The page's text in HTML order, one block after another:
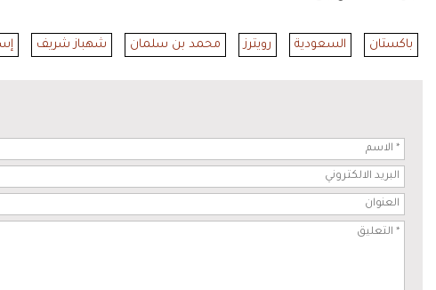
باكستان السعودية رويترز محمد بن سلمان شهباز شريف